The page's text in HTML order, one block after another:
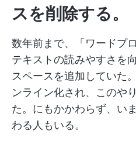
スを削除する。
数年前まで、「ワードプ
テキストの読みやすさを
スペースを追加していた
ンライン化され、このや
た。にもかかわらず、い
わる人もいる。